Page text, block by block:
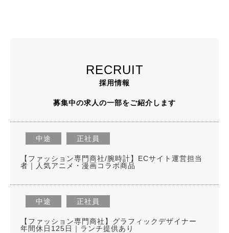
RECRUIT
採用情報
募集中の求人の一部をご紹介します
中途 正社員
【ファッション専門商社/腕時計】ECサイト運営担当
者｜人気アニメ・漫画コラボ商品
中途 正社員
【ファッション専門商社】グラフィックデザイナー
年間休日125日｜ランチ提供あり